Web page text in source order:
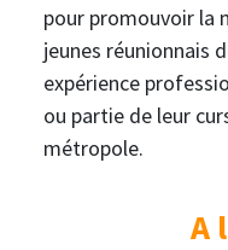
pour promouvoir la
jeunes réunionnais
expérience
ou partie de leur
métropole.
A